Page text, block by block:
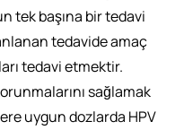
tek başına bir tedavi
tedavide amaç
tedavi etmektir.
sağlamak
uygun dozlarda HPV